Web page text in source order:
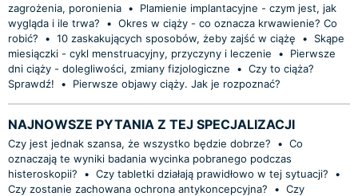
zagrożenia, poronienia •
Plamienie implantacyjne - czym jest, jak
wygląda i ile trwa?
• Okres w ciąży - co oznacza krwawienie? Co
robić?
• 10 zaskakujących sposobów, żeby zajść w ciążę •
Skąpe
miesiączki - cykl menstruacyjny, przyczyny i leczenie
•
Pierwsze
dni ciąży - dolegliwości, zmiany fizjologiczne
• Czy to ciąża?
Sprawdź!
• Pierwsze objawy ciąży. Jak je rozpoznać?
NAJNOWSZE PYTANIA Z TEJ SPECJALIZACJI
Czy jest jednak szansa, że wszystko będzie dobrze? • Co
oznaczają te wyniki badania wycinka pobranego podczas
histeroskopii?
• Czy tabletki działają prawidłowo w tej sytuacji?
•
Czy zostanie zachowana ochrona antykoncepcyjna?
• Czy